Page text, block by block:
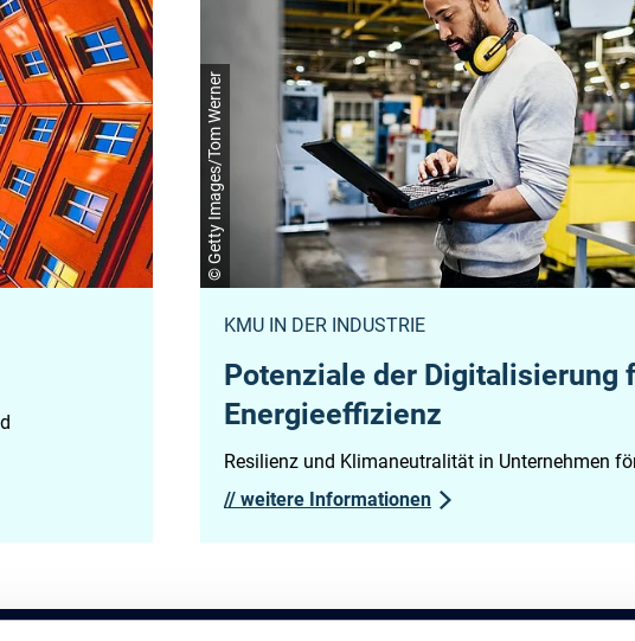
© Getty Images/Tom Werner
KMU IN DER INDUSTRIE
Potenziale der Digitalisierung
Energieeffizienz
Resilienz und Klimaneutralität in Unternehmen
// weitere Informationen